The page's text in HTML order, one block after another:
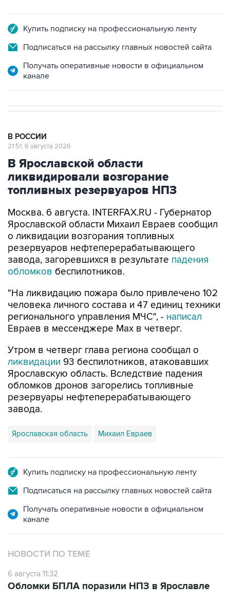
Купить подписку на профессиональную ленту
Подписаться на рассылку главных новостей сайта
Получать оперативные новости в официальном
канале
В РОССИИ
21:51, 6 августа 2026
В Ярославской области
ликвидировали возгорание
топливных резервуаров НПЗ
Москва. 6 августа. INTERFAX.RU - Губернатор
Ярославской области Михаил Евраев сообщил
о ликвидации возгорания топливных
резервуаров нефтеперерабатывающего
завода, загоревшихся в результате падения
обломков беспилотников.
"На ликвидацию пожара было привлечено 102
человека личного состава и 47 единиц техники
регионального управления МЧС", - написал
Евраев в мессенджере Мах в четверг.
Утром в четверг глава региона сообщал о
ликвидации 93 беспилотников, атаковавших
Ярославскую область. Вследствие падения
обломков дронов загорелись топливные
резервуары нефтеперерабатывающего
завода.
Ярославская область Михаил Евраев
Купить подписку на профессиональную ленту
Подписаться на рассылку главных новостей сайта
Получать оперативные новости в официальном
канале
НОВОСТИ ПО ТЕМЕ
6 августа 11:32
Обломки БПЛА поразили НПЗ в Ярославле